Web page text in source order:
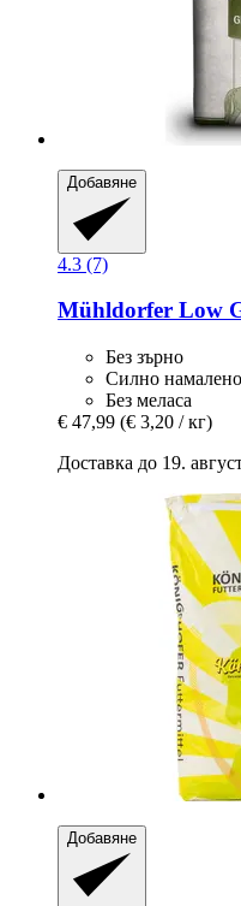
Добавяне
4.3 (7)
Mühldorfer Low
Без зърно
Силно
Без меласа
€ 47,99 (€ 3,20 / кг)
Доставка до 19.
Добавяне